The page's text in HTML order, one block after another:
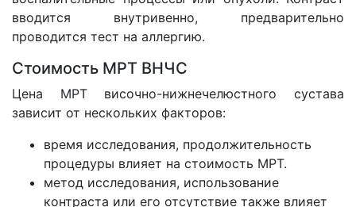
вводится внутривенно, предварительно
проводится тест на аллергию.
Стоимость МРТ ВНЧС
Цена МРТ височно-нижнечелюстного сустава
зависит от нескольких факторов:
время исследования, продолжительность
процедуры влияет на стоимость МРТ.
метод исследования, использование
контраста или его отсутствие также влияет